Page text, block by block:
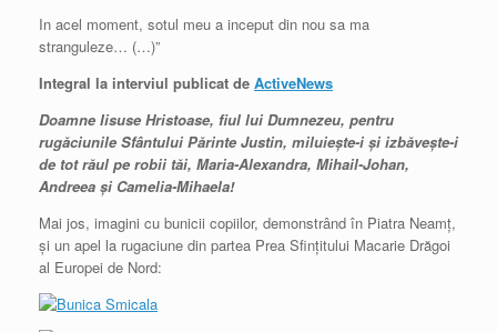
In acel moment, sotul meu a inceput din nou sa ma
stranguleze… (…)”
Integral la interviul publicat de ActiveNews
Doamne Iisuse Hristoase, fiul lui Dumnezeu, pentru
rugăciunile Sfântului Părinte Justin, miluieşte-i şi izbăveşte-i
de tot răul pe robii tăi, Maria-Alexandra, Mihail-Johan,
Andreea şi Camelia-Mihaela!
Mai jos, imagini cu bunicii copiilor, demonstrând în Piatra Neamţ,
şi un apel la rugaciune din partea Prea Sfinţitului Macarie Drăgoi
al Europei de Nord: